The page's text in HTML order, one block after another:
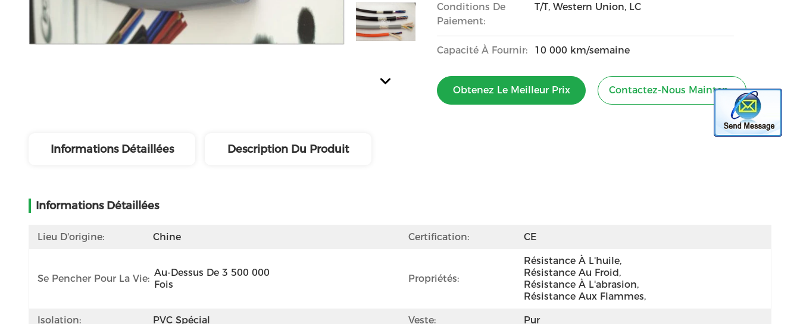
Conditions De
Paiement:
T/T, Western Union, LC
Capacité À Fournir: 10 000 km/semaine
Obtenez Le Meilleur Prix Contactez-Nous Maintenant
Informations Détaillées Description Du Produit
Informations Détaillées
Lieu D'origine: Chine Certification: CE
Se Pencher Pour La Vie:
Au-Dessus De 3 500 000
Fois
Propriétés:
Résistance À L'huile,
Résistance Au Froid,
Résistance À L'abrasion,
Résistance Aux Flammes,
Isolation: PVC Spécial Veste: Pur